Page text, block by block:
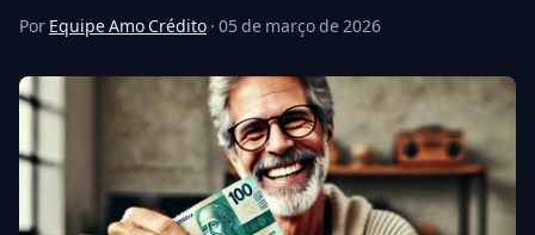
Por Equipe Amo Crédito · 05 de março de 2026